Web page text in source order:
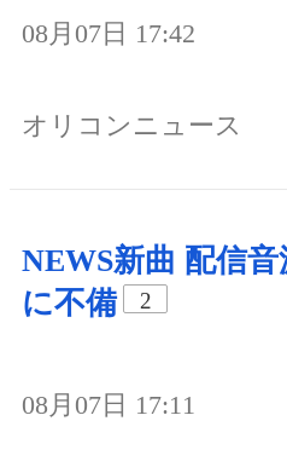
08月07日 17:42
オリコンニュース
NEWS新曲 配信
に不備
2
08月07日 17:11